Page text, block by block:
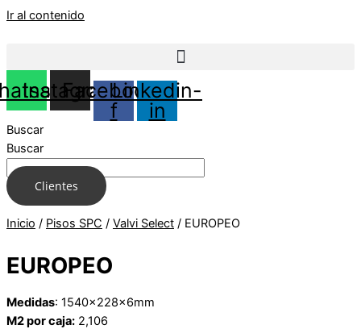
Ir al contenido
Instagram
Facebook-
f
Linkedin-
in
Buscar
Buscar
Clientes
Inicio / Pisos SPC / Valvi Select / EUROPEO
EUROPEO
Medidas: 1540x228x6mm
M2 por caja: 2,106